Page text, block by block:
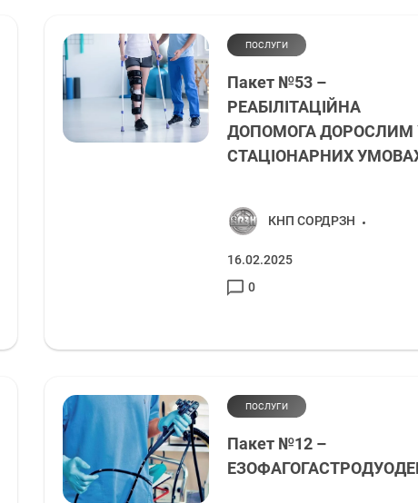
ПОСЛУГИ
Пакет №53 –
РЕАБІЛІТАЦІЙНА
ДОПОМОГА ДОРОСЛИМ
СТАЦІОНАРНИХ
КНП СОРДРЗН
16.02.2025
0
ПОСЛУГИ
Пакет №12 –